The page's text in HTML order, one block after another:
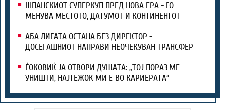
ШПАНСКИОТ СУПЕРКУП ПРЕД НОВА ЕРА - ГО
МЕНУВА МЕСТОТО, ДАТУМОТ И КОНТИНЕНТОТ
АБА ЛИГАТА ОСТАНА БЕЗ ДИРЕКТОР -
ДОСЕГАШНИОТ НАПРАВИ НЕОЧЕКУВАН ТРАНСФЕР
ЃОКОВИЌ ЈА ОТВОРИ ДУШАТА: „ТОЈ ПОРАЗ МЕ
УНИШТИ, НАЈТЕЖОК МИ Е ВО КАРИЕРАТА“